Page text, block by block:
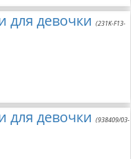
для девочки (231K-F13-
для девочки (938409/03-